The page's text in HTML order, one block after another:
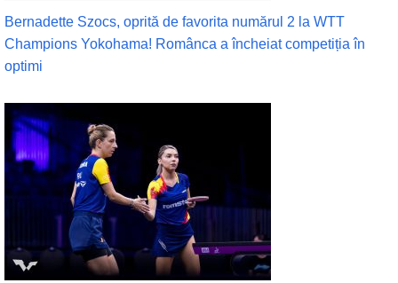
Bernadette Szocs, oprită de favorita numărul 2 la WTT
Champions Yokohama! Românca a încheiat competiția în
optimi